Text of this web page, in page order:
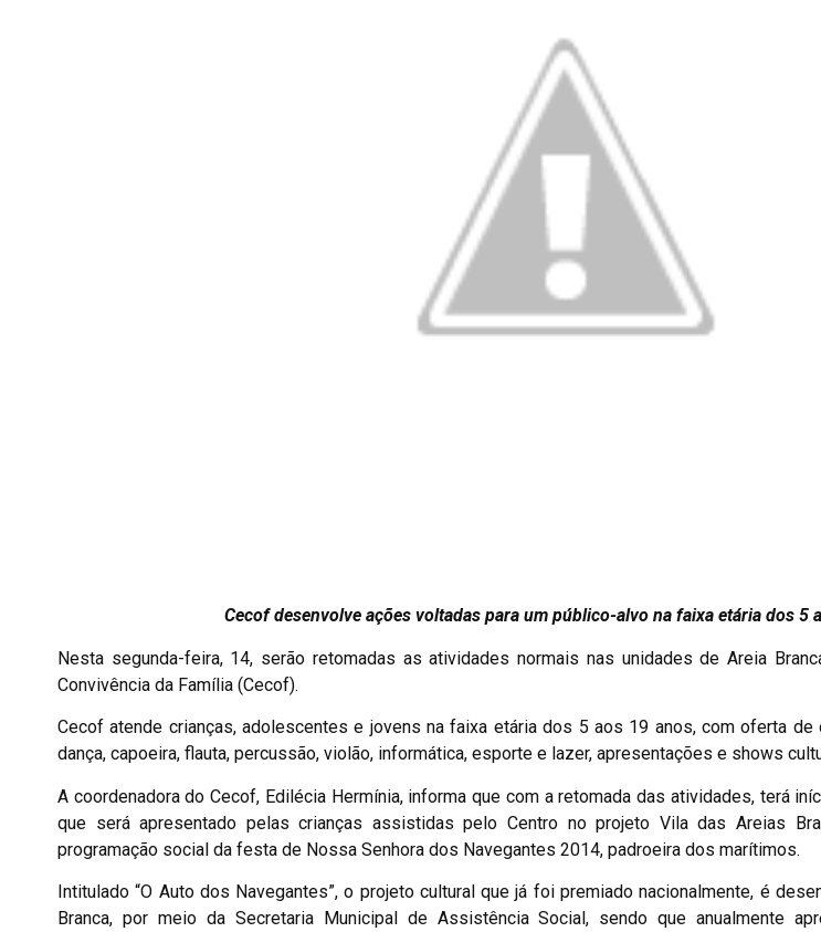
Cecof desenvolve ações voltadas para um público-alvo na faixa etária dos 5
Nesta segunda-feira, 14, serão retomadas as atividades normais nas unidades de Areia
Convivência da Família (Cecof).
Cecof atende crianças, adolescentes e jovens na faixa etária dos 5 aos 19 anos, com oferta
dança, capoeira, flauta, percussão, violão, informática, esporte e lazer, apresentações e shows
A coordenadora do Cecof, Edilécia Hermínia, informa que com a retomada das atividades, terá
que será apresentado pelas crianças assistidas pelo Centro no projeto Vila das Areias
programação social da festa de Nossa Senhora dos Navegantes 2014, padroeira dos marítimos.
Intitulado “O Auto dos Navegantes”, o projeto cultural que já foi premiado nacionalmente, é
Branca, por meio da Secretaria Municipal de Assistência Social, sendo que anualmente